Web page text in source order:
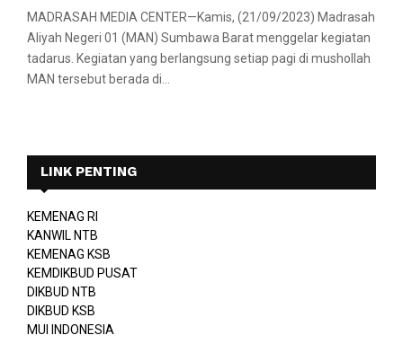
MADRASAH MEDIA CENTER—Kamis, (21/09/2023) Madrasah
Aliyah Negeri 01 (MAN) Sumbawa Barat menggelar kegiatan
tadarus. Kegiatan yang berlangsung setiap pagi di mushollah
MAN tersebut berada di...
LINK PENTING
KEMENAG RI
KANWIL NTB
KEMENAG KSB
KEMDIKBUD PUSAT
DIKBUD NTB
DIKBUD KSB
MUI INDONESIA